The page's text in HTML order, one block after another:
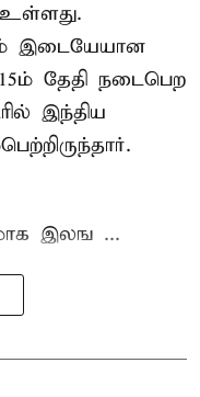
இடையேயான
தேதி நடைபெற
இந்திய
இலங ...